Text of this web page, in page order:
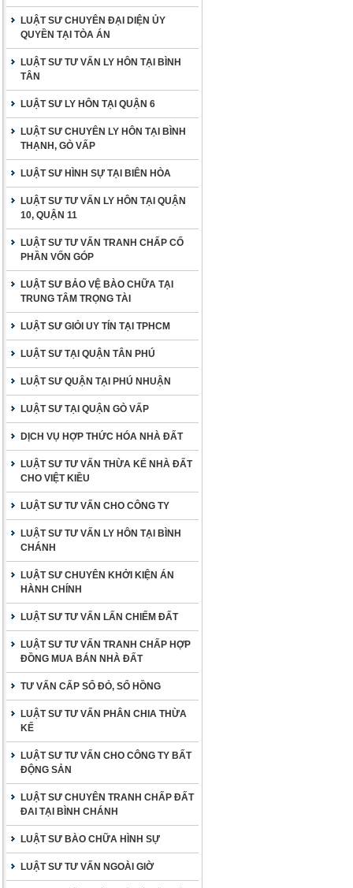
LUẬT SƯ CHUYÊN ĐẠI DIỆN ỦY
QUYỀN TẠI TÒA ÁN
LUẬT SƯ TƯ VẤN LY HÔN TẠI BÌNH
TÂN
LUẬT SƯ LY HÔN TẠI QUẬN 6
LUẬT SƯ CHUYÊN LY HÔN TẠI BÌNH
THẠNH, GÒ VẤP
LUẬT SƯ HÌNH SỰ TẠI BIÊN HÒA
LUẬT SƯ TƯ VẤN LY HÔN TẠI QUẬN
10, QUẬN 11
LUẬT SƯ TƯ VẤN TRANH CHẤP CỐ
PHẦN VỐN GÓP
LUẬT SƯ BẢO VỆ BÀO CHỮA TẠI
TRUNG TÂM TRỌNG TÀI
LUẬT SƯ GIỎI UY TÍN TẠI TPHCM
LUẬT SƯ TẠI QUẬN TÂN PHÚ
LUẬT SƯ QUẬN TẠI PHÚ NHUẬN
LUẬT SƯ TẠI QUẬN GÒ VẤP
DỊCH VỤ HỢP THỨC HÓA NHÀ ĐẤT
LUẬT SƯ TƯ VẤN THỪA KẾ NHÀ ĐẤT
CHO VIỆT KIỀU
LUẬT SƯ TƯ VẤN CHO CÔNG TY
LUẬT SƯ TƯ VẤN LY HÔN TẠI BÌNH
CHÁNH
LUẬT SƯ CHUYÊN KHỞI KIỆN ÁN
HÀNH CHÍNH
LUẬT SƯ TƯ VẤN LẤN CHIẾM ĐẤT
LUẬT SƯ TƯ VẤN TRANH CHẤP HỢP
ĐỒNG MUA BÁN NHÀ ĐẤT
TƯ VẤN CẤP SỔ ĐỎ, SỔ HỒNG
LUẬT SƯ TƯ VẤN PHÂN CHIA THỪA
KẾ
LUẬT SƯ TƯ VẤN CHO CÔNG TY BẤT
ĐỘNG SẢN
LUẬT SƯ CHUYÊN TRANH CHẤP ĐẤT
ĐAI TẠI BÌNH CHÁNH
LUẬT SƯ BÀO CHỮA HÌNH SỰ
LUẬT SƯ TƯ VẤN NGOÀI GIỜ